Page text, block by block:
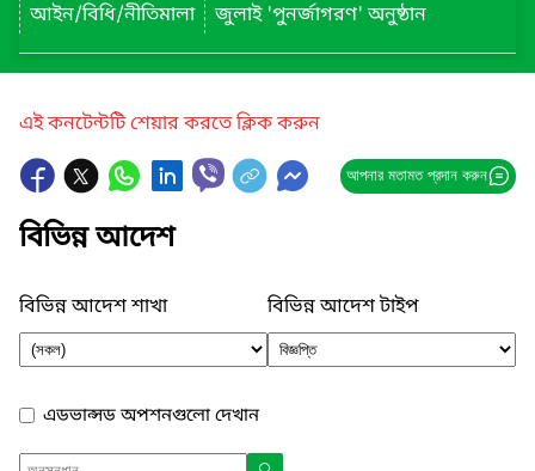
আইন/বিধি/নীতিমালা
জুলাই 'পুনর্জাগরণ' অনুষ্ঠান
এই কনটেন্টটি শেয়ার করতে ক্লিক করুন
আপনার মতামত প্রদান করুন
বিভিন্ন আদেশ
বিভিন্ন আদেশ শাখা বিভিন্ন আদেশ টাইপ
এডভান্সড অপশনগুলো দেখান